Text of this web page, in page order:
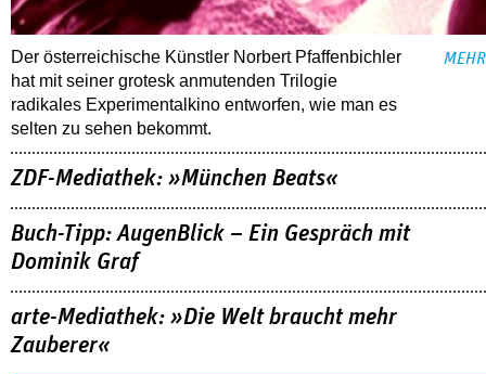
Der österreichische Künstler Norbert Pfaffenbichler
hat mit seiner grotesk anmutenden Trilogie
radikales Experimentalkino entworfen, wie man es
selten zu sehen bekommt.
MEHR
ZDF-Mediathek: »München Beats«
Buch-Tipp: AugenBlick – Ein Gespräch mit
Dominik Graf
arte-Mediathek: »Die Welt braucht mehr
Zauberer«